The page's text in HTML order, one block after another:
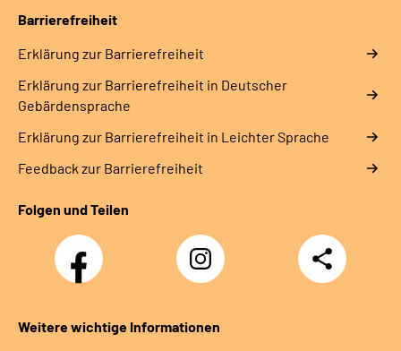
Barrierefreiheit
Erklärung zur Barrierefreiheit
Erklärung zur Barrierefreiheit in Deutscher
Gebärdensprache
Erklärung zur Barrierefreiheit in Leichter Sprache
Feedback zur Barrierefreiheit
Folgen und Teilen
Facebook
Klinik
Sonnenblick
Instagram
Klinik
Sonnenblick
Teilen
Weitere wichtige Informationen